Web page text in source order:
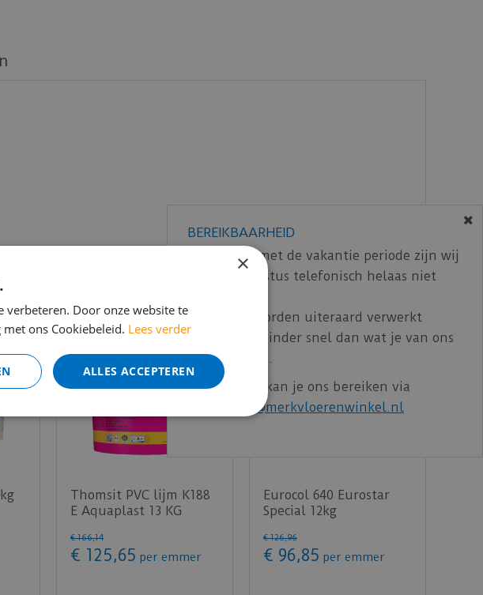
Thomsit PVC lijm K188
E Aquaplast 13 KG
€ 166,14
€ 125,65 per emmer
Eurocol 640 Eurostar
Special 12kg
€ 126,96
€ 96,85 per emmer
BEREIKBAARHEID
In verband met de vakantie periode zijn wij
t/m 14 augustus telefonisch helaas niet
Bestelling worden uiteraard verwerkt
echter iets minder snel dan wat je van ons
gewend bent.
Voor vragen kan je ons bereiken via
info@merkvloerenwinkel.nl
×
verbeteren. Door onze website te
ons Cookiebeleid. Lees verder
ALLES ACCEPTEREN